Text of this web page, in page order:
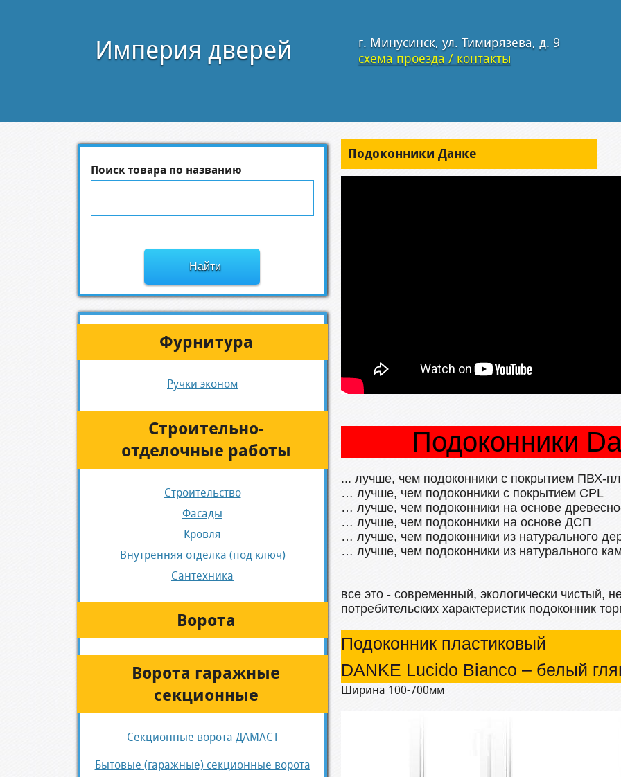
Империя дверей
г. Минусинск, ул. Тимирязева, д. 9
схема проезда / контакты
Поиск товара по названию
Фурнитура
Ручки эконом
Строительно-
отделочные работы
Строительство
Фасады
Кровля
Внутренняя отделка (под ключ)
Сантехника
Ворота
Ворота гаражные
секционные
Секционные ворота ДАМАСТ
Бытовые (гаражные) секционные ворота
Подоконники Данке
Подоконники
... лучше, чем подоконники с покрытием ПВХ-
… лучше, чем подоконники с покрытием CPL
… лучше, чем подоконники на основе
… лучше, чем подоконники на основе ДСП
… лучше, чем подоконники из натурального
… лучше, чем подоконники из натурального
все это - современный, экологически
потребительских характеристик подоконник
Подоконник пластиковый
DANKE Lucido Bianco – белый
Ширина 100-700мм